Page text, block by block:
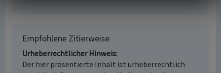
Empfohlene Zitierweise
Urheberrechtlicher Hinweis
Der hier präsentierte Inhalt ist urheberrechtlich